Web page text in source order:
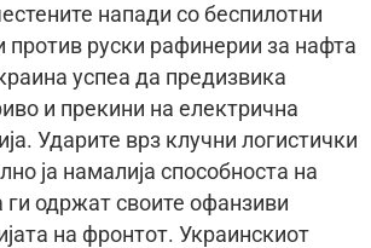
напади со беспилотни
против руски рафинерии за нафта
успеа да предизвика
и прекини на електрична
Ударите врз клучни логистички
ја намалија способноста на
ги одржат своите офанзиви
на фронтот. Украинскиот